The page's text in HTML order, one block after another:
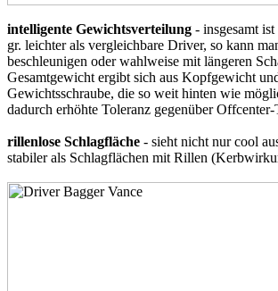
intelligente Gewichtsverteilung - insgesamt
gr. leichter als vergleichbare Driver, so kann
beschleunigen oder wahlweise mit längeren
Gesamtgewicht ergibt sich aus Kopfgewicht
Gewichtsschraube, die so weit hinten wie
dadurch erhöhte Toleranz gegenüber
rillenlose Schlagfläche - sieht nicht nur cool
stabiler als Schlagflächen mit Rillen